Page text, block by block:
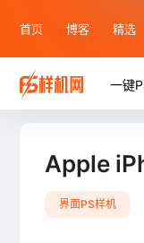
首页 博客 精选
一键
Apple
界面PS样机